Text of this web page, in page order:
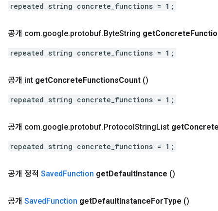
repeated string concrete_functions = 1;
공개 com.google.protobuf.ByteString getConcrete
repeated string concrete_functions = 1;
공개 int getConcreteFunctionsCount ()
repeated string concrete_functions = 1;
공개 com.google.protobuf.ProtocolStringList get
repeated string concrete_functions = 1;
공개 정적 SavedFunction getDefaultInstance ()
공개 SavedFunction getDefaultInstanceForType ()